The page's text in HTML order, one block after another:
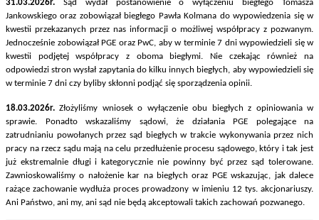
31.03.2026r. Sąd wydał postanowienie o wyłączeniu biegłego Tomasza
Jankowskiego oraz zobowiązał biegłego Pawła Kolmana do wypowiedzenia się w
kwestii przekazanych przez nas informacji o możliwej współpracy z pozwanym.
Jednocześnie zobowiązał PGE oraz PwC, aby w terminie 7 dni wypowiedzieli się w
kwestii podjętej współpracy z oboma biegłymi. Nie czekając również na
odpowiedzi stron wysłał zapytania do kilku innych biegłych, aby wypowiedzieli się
w terminie 7 dni czy byliby skłonni podjąć się sporządzenia opinii.
18.03.2026r. Złożyliśmy wniosek o wyłączenie obu biegłych z opiniowania w
sprawie. Ponadto wskazaliśmy sądowi, że działania PGE polegające na
zatrudnianiu powołanych przez sąd biegłych w trakcie wykonywania przez nich
pracy na rzecz sądu mają na celu przedłużenie procesu sądowego, który i tak jest
już ekstremalnie długi i kategorycznie nie powinny być przez sąd tolerowane.
Zawnioskowaliśmy o nałożenie kar na biegłych oraz PGE wskazując, jak dalece
rażące zachowanie wydłuża proces prowadzony w imieniu 12 tys. akcjonariuszy.
Ani Państwo, ani my, ani sąd nie będą akceptowali takich zachowań pozwanego.